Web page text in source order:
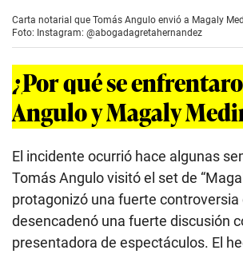
Carta notarial que Tomás Angulo envió a Magaly
Foto: Instagram: @abogadagretahernandez
¿Por qué se
Angulo y Magaly
El incidente ocurrió hace algunas
Tomás Angulo visitó el set de
protagonizó una fuerte controversia
desencadenó una fuerte discusión
presentadora de espectáculos. El